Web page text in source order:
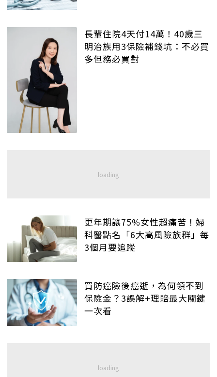
長輩住院4天付14萬！40歲三
明治族用3保險補錢坑：不必買
多但務必買對
更年期讓75%女性超痛苦！婦
科醫點名「6大高風險族群」每
3個月要追蹤
買防癌險後癌逝，為何領不到
保險金？3誤解+理賠最大關鍵
一次看